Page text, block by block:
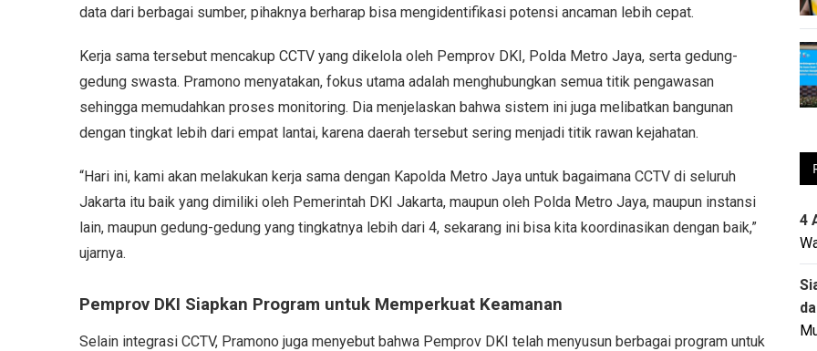
data dari berbagai sumber, pihaknya berharap bisa mengidentifikasi potensi ancaman lebih cepat.
Kerja sama tersebut mencakup CCTV yang dikelola oleh Pemprov DKI, Polda Metro Jaya, serta gedung-
gedung swasta. Pramono menyatakan, fokus utama adalah menghubungkan semua titik pengawasan
sehingga memudahkan proses monitoring. Dia menjelaskan bahwa sistem ini juga melibatkan bangunan
dengan tingkat lebih dari empat lantai, karena daerah tersebut sering menjadi titik rawan kejahatan.
“Hari ini, kami akan melakukan kerja sama dengan Kapolda Metro Jaya untuk bagaimana CCTV di seluruh
Jakarta itu baik yang dimiliki oleh Pemerintah DKI Jakarta, maupun oleh Polda Metro Jaya, maupun instansi
lain, maupun gedung-gedung yang tingkatnya lebih dari 4, sekarang ini bisa kita koordinasikan dengan baik,”
ujarnya.
Pemprov DKI Siapkan Program untuk Memperkuat Keamanan
Selain integrasi CCTV, Pramono juga menyebut bahwa Pemprov DKI telah menyusun berbagai program untuk
4